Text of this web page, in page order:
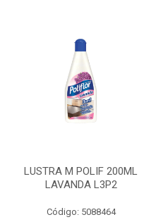
LUSTRA M POLIF 200ML
LAVANDA L3P2
Código: 5088464